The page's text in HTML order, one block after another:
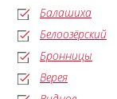
Балашиха
Белоозёрский
Бронницы
Верея